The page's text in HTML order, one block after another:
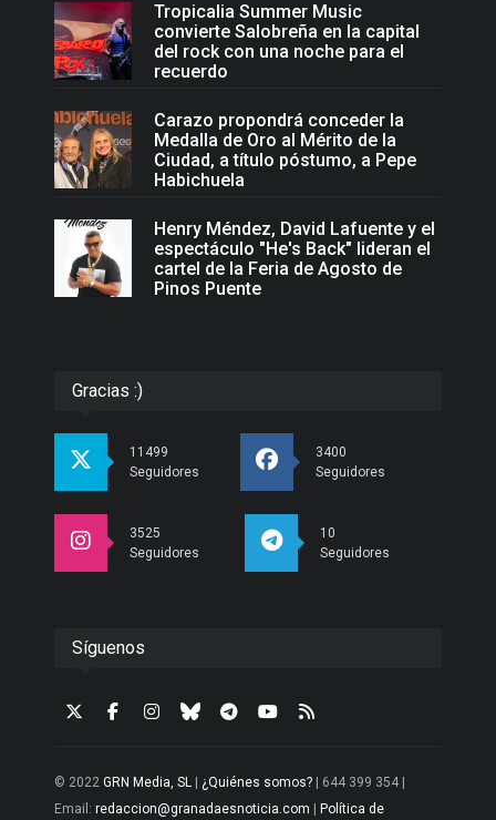
Tropicalia Summer Music
convierte Salobreña en la capital
del rock con una noche para el
recuerdo
Carazo propondrá conceder la
Medalla de Oro al Mérito de la
Ciudad, a título póstumo, a Pepe
Habichuela
Henry Méndez, David Lafuente y el
espectáculo "He's Back" lideran el
cartel de la Feria de Agosto de
Pinos Puente
Gracias :)
11499
Seguidores
3400
Seguidores
3525
Seguidores
10
Seguidores
Síguenos
© 2022 GRN Media, SL ¿Quiénes somos? | 644 399 354 |
Email: redaccion@granadaesnoticia.com Política de